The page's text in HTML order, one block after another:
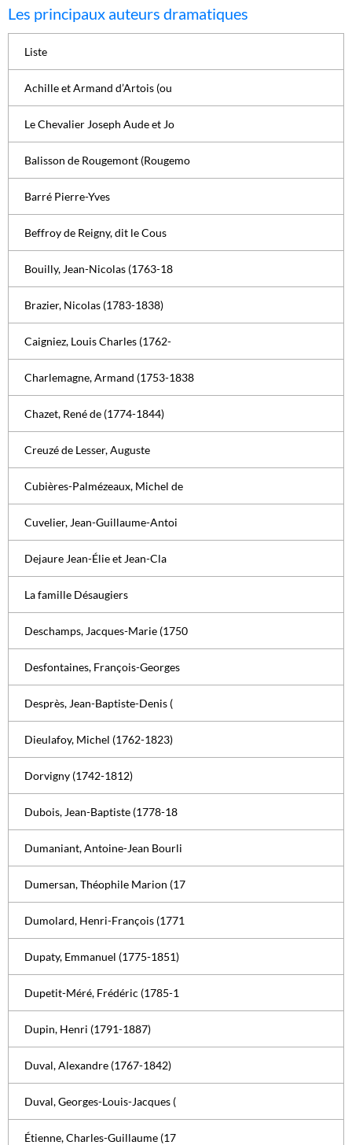
Les principaux auteurs dramatiques
Liste
Achille et Armand d’Artois (ou
Le Chevalier Joseph Aude et Jo
Balisson de Rougemont (Rougemo
Barré Pierre-Yves
Beffroy de Reigny, dit le Cous
Bouilly, Jean-Nicolas (1763-18
Brazier, Nicolas (1783-1838)
Caigniez, Louis Charles (1762-
Charlemagne, Armand (1753-1838
Chazet, René de (1774-1844)
Creuzé de Lesser, Auguste
Cubières-Palmézeaux, Michel de
Cuvelier, Jean-Guillaume-Antoi
Dejaure Jean-Élie et Jean-Cla
La famille Désaugiers
Deschamps, Jacques-Marie (1750
Desfontaines, François-Georges
Desprès, Jean-Baptiste-Denis (
Dieulafoy, Michel (1762-1823)
Dorvigny (1742-1812)
Dubois, Jean-Baptiste (1778-18
Dumaniant, Antoine-Jean Bourli
Dumersan, Théophile Marion (17
Dumolard, Henri-François (1771
Dupaty, Emmanuel (1775-1851)
Dupetit-Méré, Frédéric (1785-1
Dupin, Henri (1791-1887)
Duval, Alexandre (1767-1842)
Duval, Georges-Louis-Jacques (
Étienne, Charles-Guillaume (17